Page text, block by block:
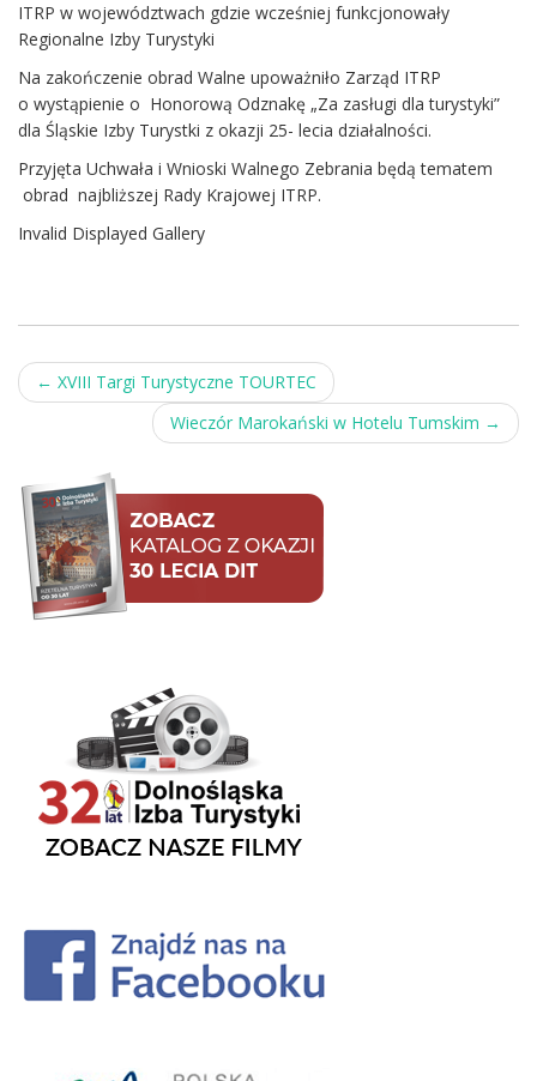
ITRP w województwach gdzie wcześniej funkcjonowały
Regionalne Izby Turystyki
Na zakończenie obrad Walne upoważniło Zarząd ITRP
o wystąpienie o Honorową Odznakę „Za zasługi dla turystyki”
dla Śląskie Izby Turystki z okazji 25- lecia działalności.
Przyjęta Uchwała i Wnioski Walnego Zebrania będą tematem
obrad najbliższej Rady Krajowej ITRP.
Invalid Displayed Gallery
Post
navigation
← XVIII Targi Turystyczne TOURTEC
Wieczór Marokański w Hotelu Tumskim →